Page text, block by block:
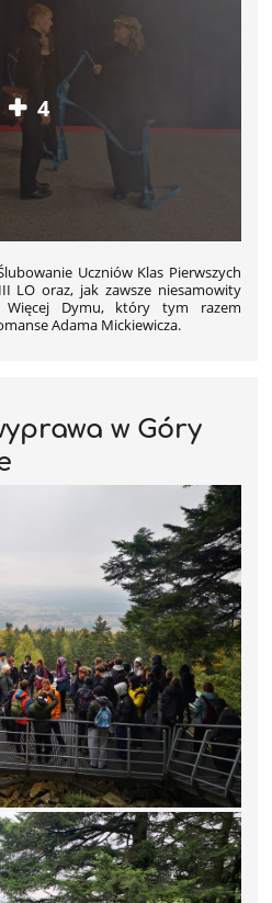
4
Uczniów Klas Pierwszych
LO oraz, jak zawsze niesamowity
Więcej Dymu, który tym razem
Adama Mickiewicza.
w Góry